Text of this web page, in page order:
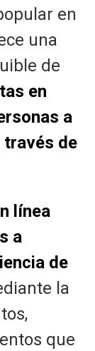
en
una
de
en
a
través de
línea
a
de
la
que